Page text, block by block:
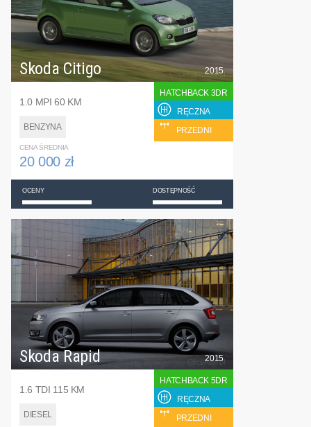
Skoda Citigo
1.0 MPI 60 KM
BENZYNA
2015
HATCHBACK 3DR
RĘCZNA
PRZEDNI
CENA ŚREDNIA
20 000 zł
OCENY DOSTĘPNOŚĆ
Skoda Rapid
1.6 TDI 115 KM
DIESEL
2015
HATCHBACK 5DR
RĘCZNA
PRZEDNI